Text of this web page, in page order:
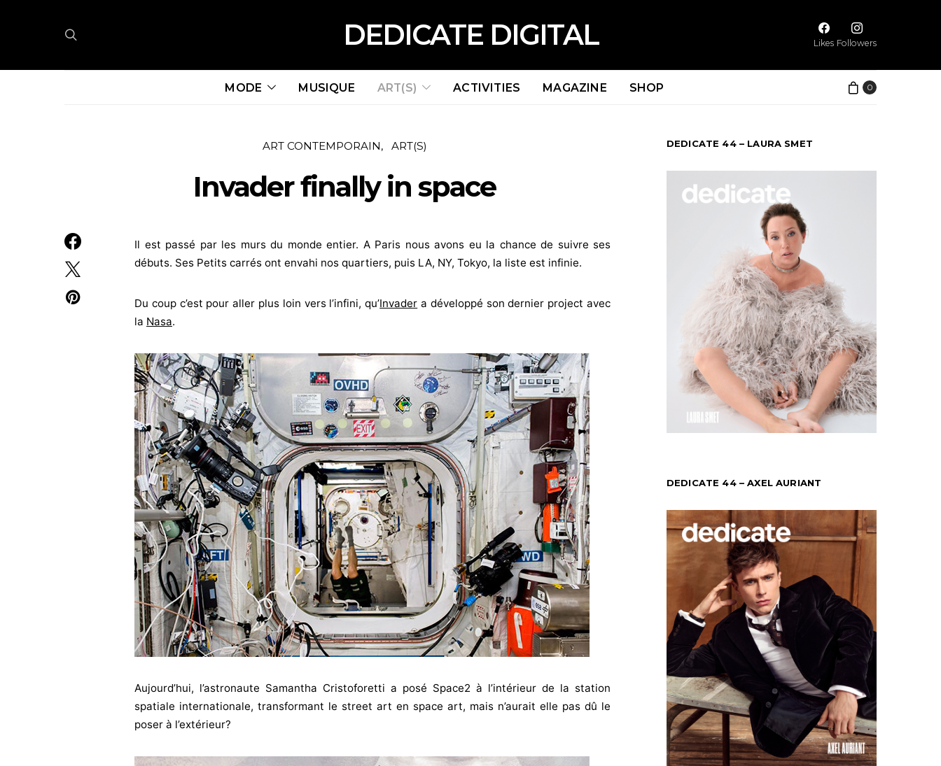
DEDICATE DIGITAL Likes Followers
MODE MUSIQUE ART(S) ACTIVITIES MAGAZINE SHOP 0
ART CONTEMPORAIN ART(S)
Invader finally in space
Il est passé par les murs du monde entier. A Paris nous avons eu la chance de suivre ses
débuts. Ses Petits carrés ont envahi nos quartiers, puis LA, NY, Tokyo, la liste est infinie.
Du coup c’est pour aller plus loin vers l’infini, qu’Invader a développé son dernier project avec
la Nasa.
Aujourd’hui, l’astronaute Samantha Cristoforetti a posé Space2 à l’intérieur de la station
spatiale internationale, transformant le street art en space art, mais n’aurait elle pas dû le
poser à l’extérieur?
DEDICATE 44 – LAURA SMET
DEDICATE 44 – AXEL AURIANT